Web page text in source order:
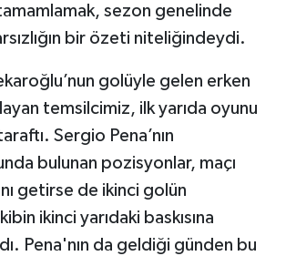
sezon genelinde
bir özeti niteliğindeydi.
golüyle gelen erken
temsilcimiz, ilk yarıda oyunu
Sergio Pena’nın
bulunan pozisyonlar, maçı
getirse de ikinci golün
ikinci yarıdaki baskısına
Pena'nın da geldiği günden bu